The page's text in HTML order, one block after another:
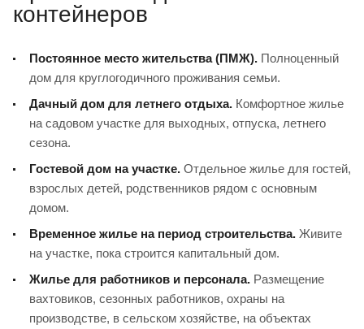
контейнеров
Постоянное место жительства (ПМЖ). Полноценный
дом для круглогодичного проживания семьи.
Дачный дом для летнего отдыха. Комфортное жилье
на садовом участке для выходных, отпуска, летнего
сезона.
Гостевой дом на участке. Отдельное жилье для гостей,
взрослых детей, родственников рядом с основным
домом.
Временное жилье на период строительства. Живите
на участке, пока строится капитальный дом.
Жилье для работников и персонала. Размещение
вахтовиков, сезонных работников, охраны на
производстве, в сельском хозяйстве, на объектах